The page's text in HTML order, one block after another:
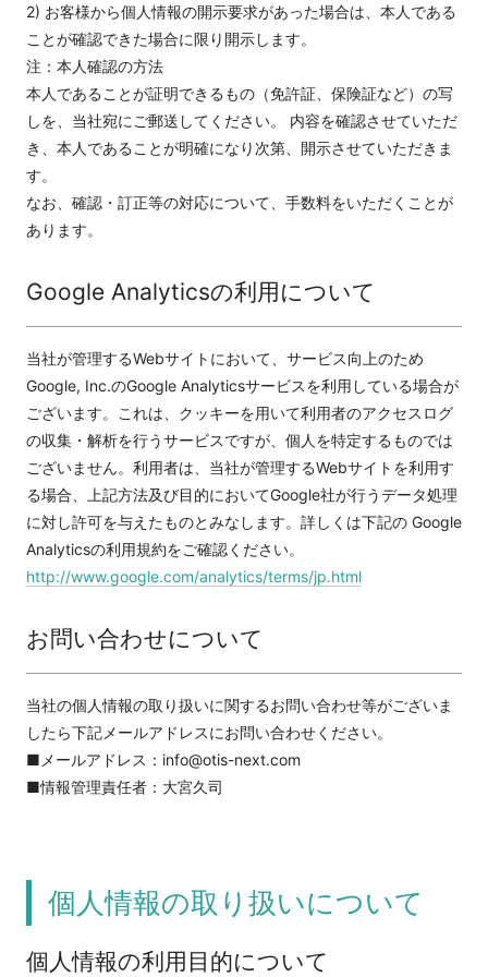
2) お客様から個人情報の開示要求があった場合は、本人である
ことが確認できた場合に限り開示します。
注：本人確認の方法
本人であることが証明できるもの（免許証、保険証など）の写
しを、当社宛にご郵送してください。 内容を確認させていただ
き、本人であることが明確になり次第、開示させていただきま
す。
なお、確認・訂正等の対応について、手数料をいただくことが
あります。
Google Analyticsの利用について
当社が管理するWebサイトにおいて、サービス向上のため
Google, Inc.のGoogle Analyticsサービスを利用している場合が
ございます。これは、クッキーを用いて利用者のアクセスログ
の収集・解析を行うサービスですが、個人を特定するものでは
ございません。利用者は、当社が管理するWebサイトを利用す
る場合、上記方法及び目的においてGoogle社が行うデータ処理
に対し許可を与えたものとみなします。詳しくは下記の Google
Analyticsの利用規約をご確認ください。
http://www.google.com/analytics/terms/jp.html
お問い合わせについて
当社の個人情報の取り扱いに関するお問い合わせ等がございま
したら下記メールアドレスにお問い合わせください。
■メールアドレス： info@otis-next.com
■情報管理責任者：大宮久司
個人情報の取り扱いについて
個人情報の利用目的について